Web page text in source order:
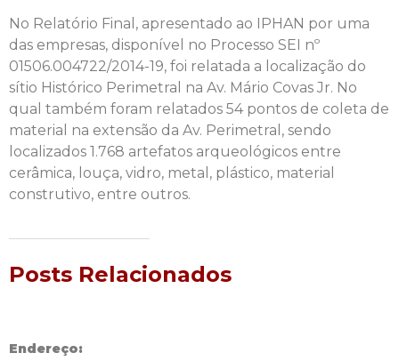
No Relatório Final, apresentado ao IPHAN por uma
das empresas, disponível no Processo SEI nº
01506.004722/2014-19, foi relatada a localização do
sítio Histórico Perimetral na Av. Mário Covas Jr. No
qual também foram relatados 54 pontos de coleta de
material na extensão da Av. Perimetral, sendo
localizados 1.768 artefatos arqueológicos entre
cerâmica, louça, vidro, metal, plástico, material
construtivo, entre outros.
Posts Relacionados
Endereço: